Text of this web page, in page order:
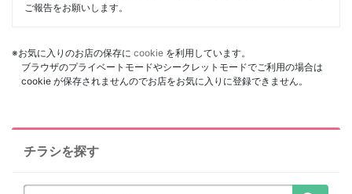
ご報告をお願いします。
※お気に入りのお店の保存に cookie を利用しています。
ブラウザのプライベートモードやシークレットモードでご利用の場合は
cookie が保存されませんのでお店をお気に入りに登録できません。
チラシを探す